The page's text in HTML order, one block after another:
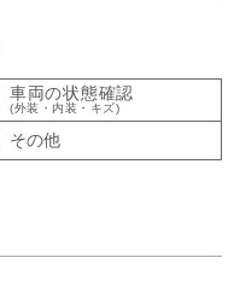
車両の状態確認
(外装・内装・キズ)
その他